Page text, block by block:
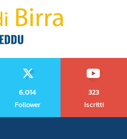
6,014
Follower
323
Iscritti